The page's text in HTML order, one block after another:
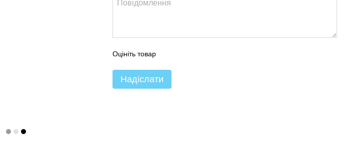
Оцініть товар
Надіслати